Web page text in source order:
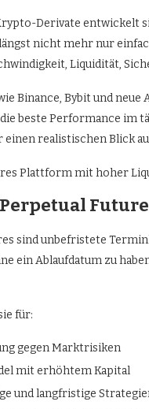
Derivate entwickelt
nicht mehr nur
Liquidität,
Binance, Bybit und
beste Performance im
einen realistischen Blick
sind unbefristete
ein Ablaufdatum zu
für:
gegen Marktrisiken
mit erhöhtem Kapital
und langfristige